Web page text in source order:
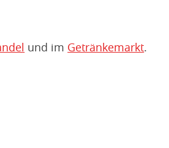
und im Getränkemarkt.